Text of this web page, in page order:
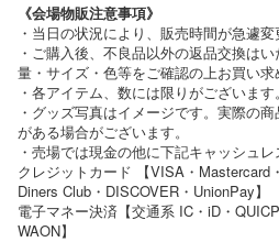
《会場物販注意事項》
・当日の状況により、販売時間が急遽変
・ご購入後、不良品以外の返品交換は
量・サイズ・色等をご確認の上お買い求
・各アイテム、数には限りがございま
・グッズ写真はイメージです。実際の
がある場合がございます。
・売場では現金の他に下記キャッシュレ
クレジットカード 【VISA・Mastercard
Diners Club・DISCOVER・UnionPay】
電子マネー決済【交通系 IC・iD・
WAON】